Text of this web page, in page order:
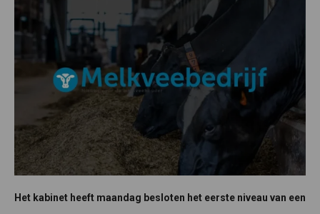
Het kabinet heeft maandag besloten het eerste niveau van een